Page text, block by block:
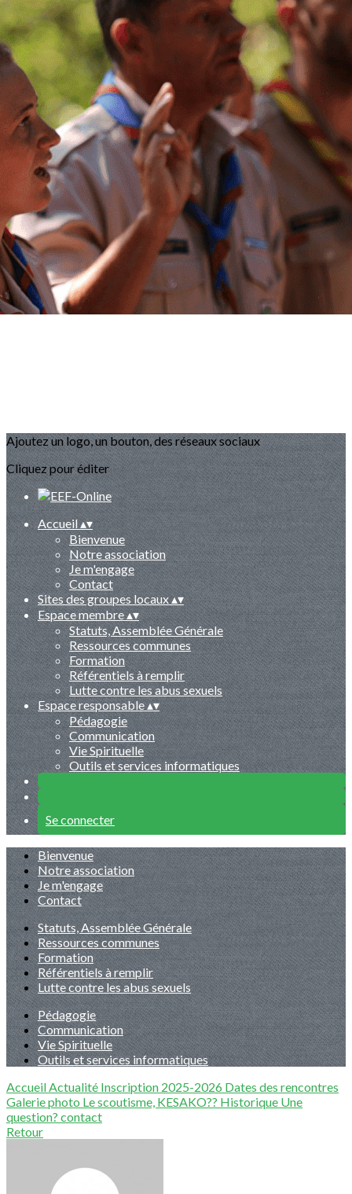
Exporter les lignes sélectionnées
Exporter toutes les colonnes
Exporter uniquement les colonnes affichées
Menu
?>
Images de la page d'accueil
Cliquez pour éditer
Ajoutez un logo, un bouton, des réseaux sociaux
Cliquez pour éditer
Accueil▴▾
Bienvenue
Notre association
Je m'engage
Contact
Sites des groupes locaux▴▾
Espace membre▴▾
Statuts, Assemblée Générale
Ressources communes
Formation
Référentiels à remplir
Lutte contre les abus sexuels
Espace responsable▴▾
Pédagogie
Communication
Vie Spirituelle
Outils et services informatiques
Se connecter
Bienvenue
Notre association
Je m'engage
Contact
Statuts, Assemblée Générale
Ressources communes
Formation
Référentiels à remplir
Lutte contre les abus sexuels
Pédagogie
Communication
Vie Spirituelle
Outils et services informatiques
AccueilActualité Inscription 2025-2026 Dates des rencontres
Galerie photo Le scoutisme, KESAKO?? Historique Une
question? contact
Retour